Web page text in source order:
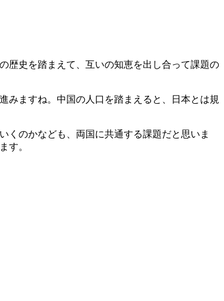
歴史を踏まえて、互いの知恵を出し合って課題の
みますね。中国の人口を踏まえると、日本とは規
くのかなども、両国に共通する課題だと思いま
す。